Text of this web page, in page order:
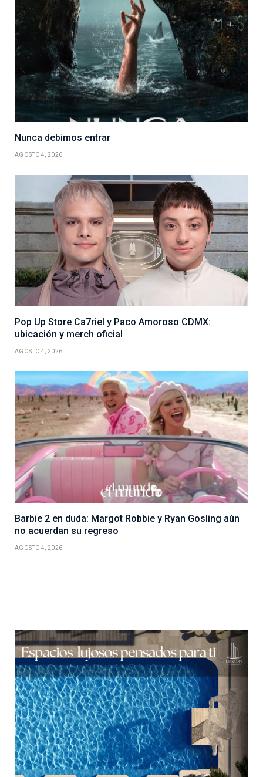
Nunca debimos entrar
AGOSTO 4, 2026
Pop Up Store Ca7riel y Paco Amoroso CDMX:
ubicación y merch oficial
AGOSTO 4, 2026
Barbie 2 en duda: Margot Robbie y Ryan Gosling aún
no acuerdan su regreso
AGOSTO 4, 2026